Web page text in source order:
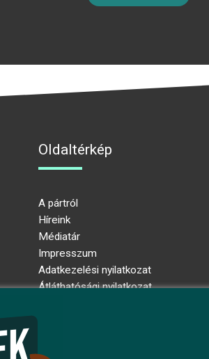
Oldaltérkép
A pártról
Híreink
Médiatár
Impresszum
Adatkezelési nyilatkozat
Átláthatósági nyilatkozat